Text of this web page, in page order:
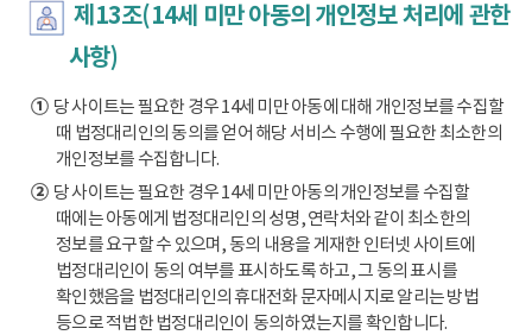
제13조(14세 미만 아동의 개인정보 처리에 관한
사항)
①당 사이트는 필요한 경우 14세 미만 아동에 대해 개인정보를 수집할
때 법정대리인의 동의를 얻어 해당 서비스 수행에 필요한 최소한의
개인정보를 수집합니다.
②당 사이트는 필요한 경우 14세 미만 아동의 개인정보를 수집할
때에는 아동에게 법정대리인의 성명, 연락처와 같이 최소한의
정보를 요구할 수 있으며, 동의 내용을 게재한 인터넷 사이트에
법정대리인이 동의 여부를 표시하도록 하고, 그 동의 표시를
확인했음을 법정대리인의 휴대전화 문자메시지로 알리는 방법
등으로 적법한 법정대리인이 동의하였는지를 확인합니다.